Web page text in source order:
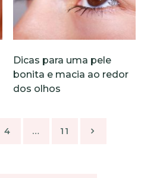
Dicas para uma pele
bonita e macia ao redor
dos olhos
4 … 11